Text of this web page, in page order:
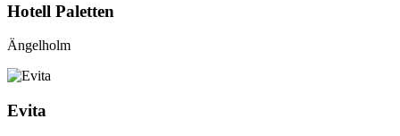
Hotell Paletten
Ängelholm
Evita